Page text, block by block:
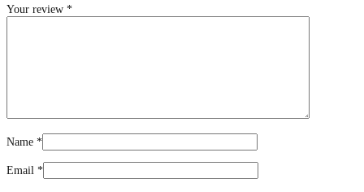
Your review *
Name *
Email *